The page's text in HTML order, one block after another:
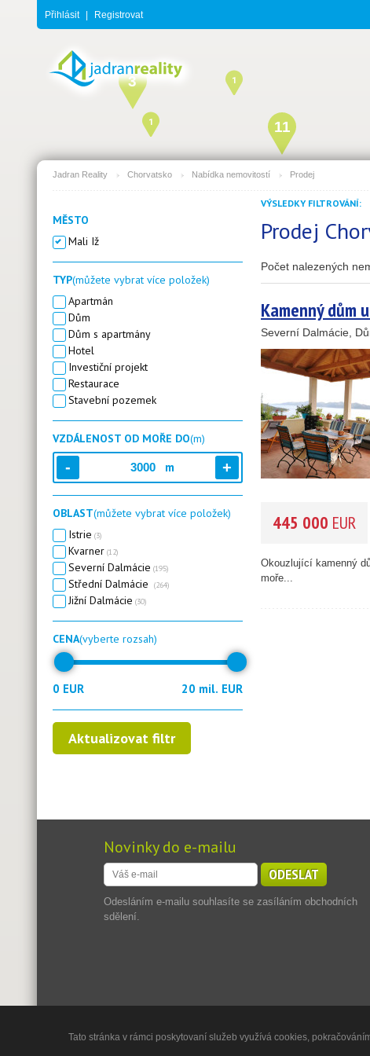
1
1 11
30
21
3
Přihlásit | Registrovat
Jadran Reality Chorvatsko Nabídka nemovitostí Prodej
MĚSTO
Mali Iž
TYP(můžete vybrat více položek)
Apartmán
Dům
Dům s apartmány
Hotel
Investiční projekt
Restaurace
Stavební pozemek
VZDÁLENOST OD MOŘE DO(m)
m
OBLAST(můžete vybrat více položek)
Istrie (3)
Kvarner (12)
Severní Dalmácie (195)
Střední Dalmácie (264)
Jižní Dalmácie (30)
CENA(vyberte rozsah)
VÝSLEDKY FILTROVÁNÍ:
Prodej
Počet nalezených
Kamenný dům
Severní Dalmácie,
445 000 EUR
Okouzlující kamenný
moře...
Novinky do e-mailu
ODESLAT
Odesláním e-mailu souhlasíte se zasíláním obchodních
sdělení.
Copyright © 2013 - 2026Jadran Reality, s.r.o., Powered by
Tato stránka v rámci poskytovaní služeb využívá cookies,